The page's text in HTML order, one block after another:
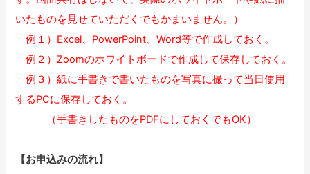
いたものを見せていただくでもかまいません。）
例１）Excel、PowerPoint、Word等で作成しておく。
例２）Zoomのホワイトボードで作成して保存しておく。
例３）紙に手書きで書いたものを写真に撮って当日使用
するPCに保存しておく。
（手書きしたものをPDFにしておくでもOK）
【お申込みの流れ】